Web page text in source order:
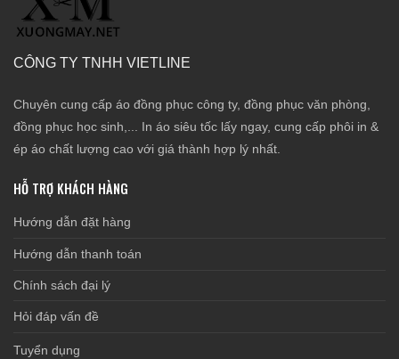
CÔNG TY TNHH VIETLINE
Chuyên cung cấp áo đồng phục công ty, đồng phục văn phòng,
đồng phục học sinh,... In áo siêu tốc lấy ngay, cung cấp phôi in &
ép áo chất lượng cao với giá thành hợp lý nhất.
HỖ TRỢ KHÁCH HÀNG
Hướng dẫn đặt hàng
Hướng dẫn thanh toán
Chính sách đại lý
Hỏi đáp vấn đề
Tuyển dụng